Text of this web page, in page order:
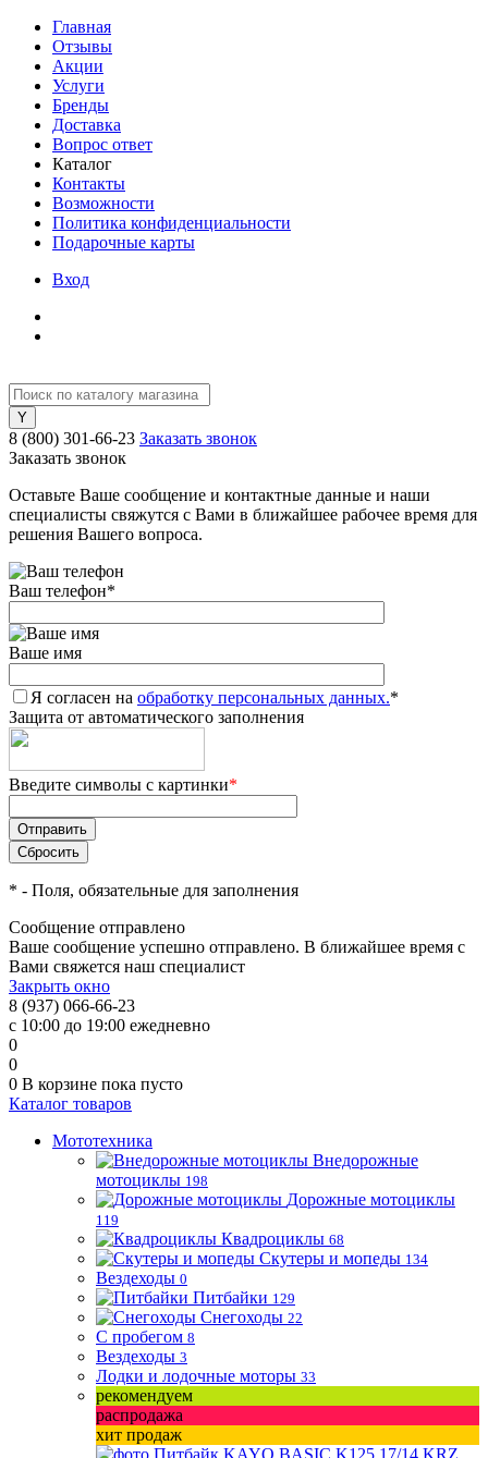
Главная
Отзывы
Акции
Услуги
Бренды
Доставка
Вопрос ответ
Каталог
Контакты
Возможности
Политика конфиденциальности
Подарочные карты
Вход
8 (800) 301-66-23 Заказать звонок
Заказать звонок
Оставьте Ваше сообщение и контактные данные и наши
специалисты свяжутся с Вами в ближайшее рабочее время для
решения Вашего вопроса.
Ваш телефон*
Ваше имя
Я согласен на обработку персональных данных.*
Защита от автоматического заполнения
Введите символы с картинки*
* - Поля, обязательные для заполнения
Сообщение отправлено
Ваше сообщение успешно отправлено. В ближайшее время с
Вами свяжется наш специалист
Закрыть окно
8 (937) 066-66-23
с 10:00 до 19:00 ежедневно
0
0
0 В корзине пока пусто
Каталог товаров
Мототехника
Внедорожные
мотоциклы 198
Дорожные мотоциклы
119
Квадроциклы 68
Скутеры и мопеды 134
Вездеходы 0
Питбайки 129
Снегоходы 22
С пробегом 8
Вездеходы 3
Лодки и лодочные моторы 33
рекомендуем
распродажа
хит продаж